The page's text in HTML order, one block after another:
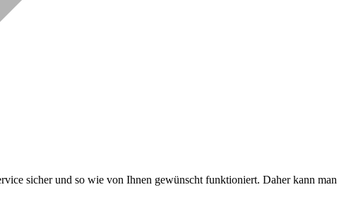
sicher und so wie von Ihnen gewünscht funktioniert. Daher kann man